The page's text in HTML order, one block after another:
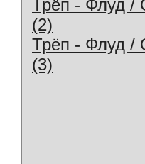
Трёп - Флуд /
(2)
Трёп - Флуд /
(3)